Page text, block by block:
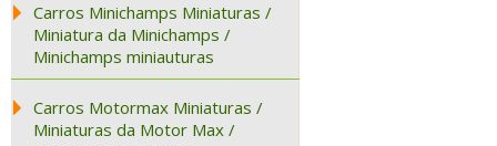
Carros Minichamps Miniaturas /
Miniatura da Minichamps /
Minichamps miniauturas
Carros Motormax Miniaturas /
Miniaturas da Motor Max /